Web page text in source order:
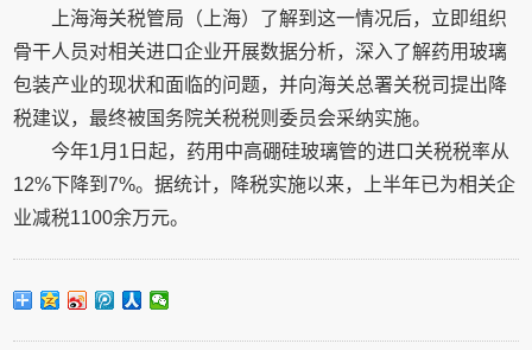
上海海关税管局（上海）了解到这一情况后，立即组织
骨干人员对相关进口企业开展数据分析，深入了解药用玻璃
包装产业的现状和面临的问题，并向海关总署关税司提出降
税建议，最终被国务院关税税则委员会采纳实施。
今年1月1日起，药用中高硼硅玻璃管的进口关税税率从
12%下降到7%。据统计，降税实施以来，上半年已为相关企
业减税1100余万元。